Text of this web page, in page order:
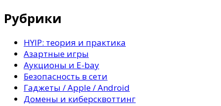
Рубрики
HYIP: теория и практика
Азартные игры
Аукционы и E-bay
Безопасность в сети
Гаджеты / Apple / Android
Домены и киберсквоттинг